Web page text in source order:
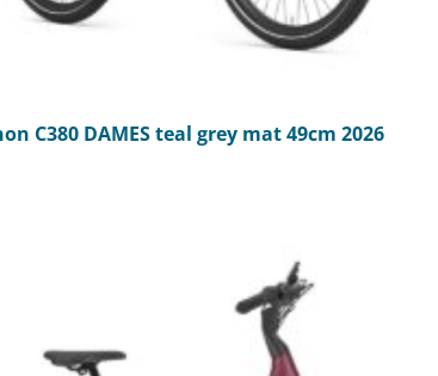
C380 DAMES teal grey mat 49cm 2026